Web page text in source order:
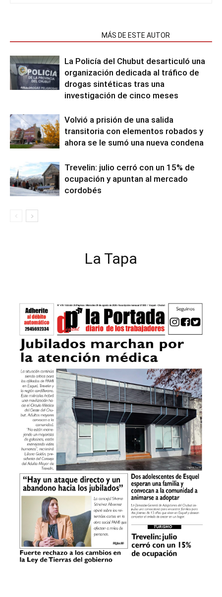
MÁS DE ESTE AUTOR
La Policía del Chubut desarticuló una
organización dedicada al tráfico de
drogas sintéticas tras una
investigación de cinco meses
Volvió a prisión de una salida
transitoria con elementos robados y
ahora se le sumó una nueva condena
Trevelin: julio cerró con un 15% de
ocupación y apuntan al mercado
cordobés
La Tapa